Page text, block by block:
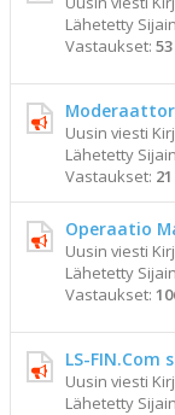
Lähetetty
Vastaukset: 53
Uusin viesti
Lähetetty
Vastaukset: 21
Operaatio
Uusin viesti
Lähetetty
Vastaukset:
LS-
Uusin viesti
Lähetetty